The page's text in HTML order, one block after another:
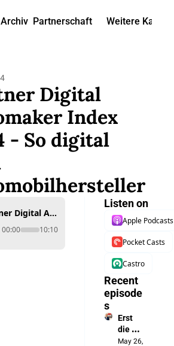
Archiv Partnerschaft Weitere Kanäle
Digital
Index
- So digital
Gartner Digital Automaker Index 2024 - So digital sind Automobilhersteller
00:00 10:10
Listen on
Apple Podcasts
Pocket Casts
Castro
Recent
episode
s
Erst
die
Batteri
May 26,